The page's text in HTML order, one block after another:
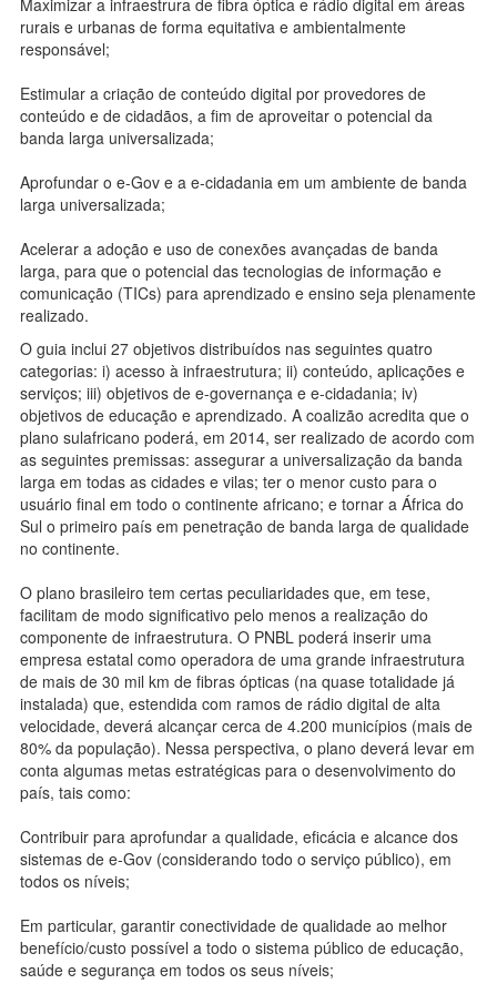
rurais e urbanas de forma equitativa e ambientalmente
responsável;
Estimular a criação de conteúdo digital por provedores de
conteúdo e de cidadãos, a fim de aproveitar o potencial da
banda larga universalizada;
Aprofundar o e-Gov e a e-cidadania em um ambiente de banda
larga universalizada;
Acelerar a adoção e uso de conexões avançadas de banda
larga, para que o potencial das tecnologias de informação e
comunicação (TICs) para aprendizado e ensino seja plenamente
realizado.
O guia inclui 27 objetivos distribuídos nas seguintes quatro
categorias: i) acesso à infraestrutura; ii) conteúdo, aplicações e
serviços; iii) objetivos de e-governança e e-cidadania; iv)
objetivos de educação e aprendizado. A coalizão acredita que o
plano sulafricano poderá, em 2014, ser realizado de acordo com
as seguintes premissas: assegurar a universalização da banda
larga em todas as cidades e vilas; ter o menor custo para o
usuário final em todo o continente africano; e tornar a África do
Sul o primeiro país em penetração de banda larga de qualidade
no continente.
O plano brasileiro tem certas peculiaridades que, em tese,
facilitam de modo significativo pelo menos a realização do
componente de infraestrutura. O PNBL poderá inserir uma
empresa estatal como operadora de uma grande infraestrutura
de mais de 30 mil km de fibras ópticas (na quase totalidade já
instalada) que, estendida com ramos de rádio digital de alta
velocidade, deverá alcançar cerca de 4.200 municípios (mais de
80% da população). Nessa perspectiva, o plano deverá levar em
conta algumas metas estratégicas para o desenvolvimento do
país, tais como:
Contribuir para aprofundar a qualidade, eficácia e alcance dos
sistemas de e-Gov (considerando todo o serviço público), em
todos os níveis;
Em particular, garantir conectividade de qualidade ao melhor
benefício/custo possível a todo o sistema público de educação,
saúde e segurança em todos os seus níveis;